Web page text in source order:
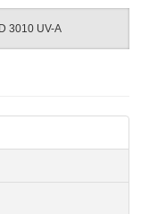
3010 UV-A